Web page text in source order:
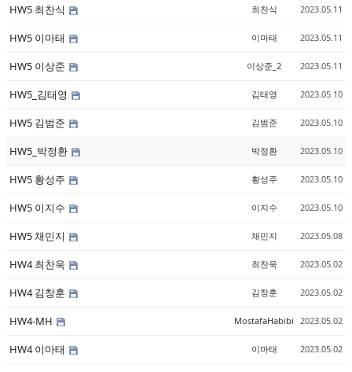
HW5 최찬식 최찬식 2023.05.11
HW5 이마태 이마태 2023.05.11
HW5 이상준 이상준_2 2023.05.11
HW5_김태영 김태영 2023.05.10
HW5 김범준 김범준 2023.05.10
HW5_박정환 박정환 2023.05.10
HW5 황성주 황성주 2023.05.10
HW5 이지수 이지수 2023.05.10
HW5 채민지 채민지 2023.05.08
HW4 최찬욱 최찬욱 2023.05.02
HW4 김창훈 김창훈 2023.05.02
HW4-MH MostafaHabibi 2023.05.02
HW4 이마태 이마태 2023.05.02